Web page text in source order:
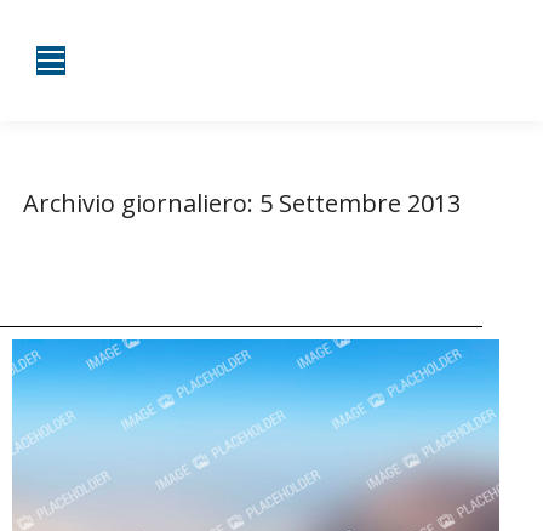
Archivio giornaliero: 5 Settembre 2013